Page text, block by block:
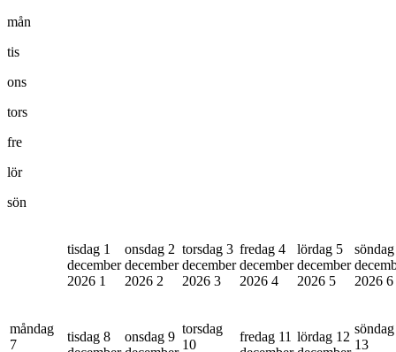
mån
tis
ons
tors
fre
lör
sön
tisdag 1
december
2026 1
onsdag 2
december
2026 2
torsdag 3
december
2026 3
fredag 4
december
2026 4
lördag 5
december
2026 5
2026 6
måndag
7
tisdag 8
onsdag 9
torsdag
10
fredag 11 lördag 12
söndag
13